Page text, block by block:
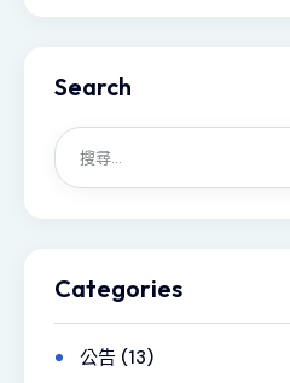
Search
Categories
公告 (13)